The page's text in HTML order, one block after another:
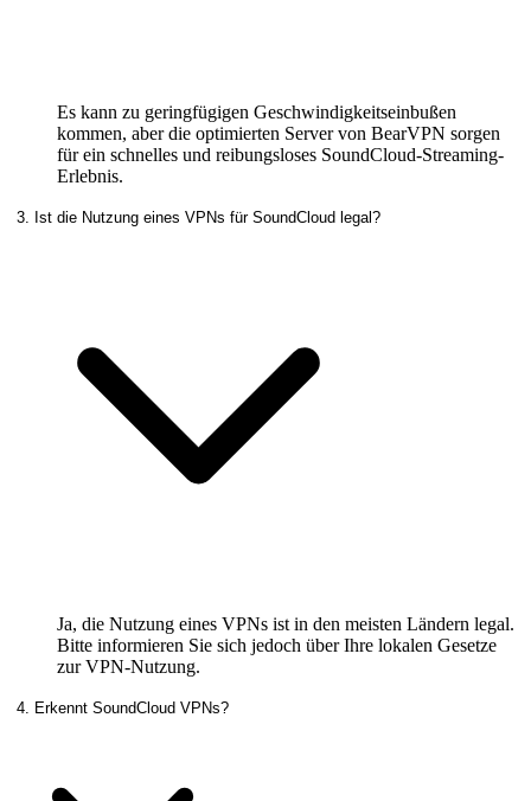
Es kann zu geringfügigen Geschwindigkeitseinbußen
kommen, aber die optimierten Server von BearVPN sorgen
für ein schnelles und reibungsloses SoundCloud-Streaming-
Erlebnis.
3. Ist die Nutzung eines VPNs für SoundCloud legal?
Ja, die Nutzung eines VPNs ist in den meisten Ländern legal.
Bitte informieren Sie sich jedoch über Ihre lokalen Gesetze
zur VPN-Nutzung.
4. Erkennt SoundCloud VPNs?